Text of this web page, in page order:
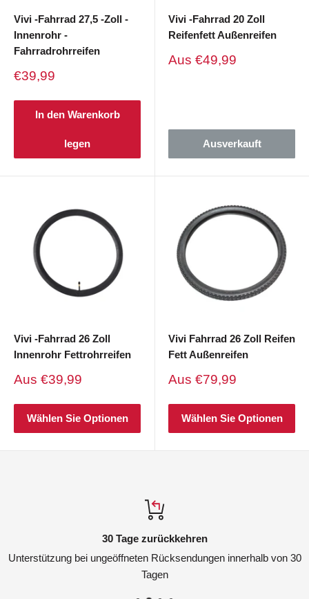
Vivi -Fahrrad 27,5 -Zoll -
Innenrohr -
Fahrradrohrreifen
Verkaufspreis
€39,99
In den Warenkorb
legen
Vivi -Fahrrad 20 Zoll
Reifenfett Außenreifen
Verkaufspreis
Aus €49,99
Ausverkauft
Vivi -Fahrrad 26 Zoll
Innenrohr Fettrohrreifen
Verkaufspreis
Aus €39,99
Wählen Sie Optionen
Vivi Fahrrad 26 Zoll Reifen
Fett Außenreifen
Verkaufspreis
Aus €79,99
Wählen Sie Optionen
30 Tage zurückkehren
Unterstützung bei ungeöffneten Rücksendungen innerhalb von 30
Tagen